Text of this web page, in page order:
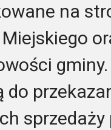
na
Miejskiego
do